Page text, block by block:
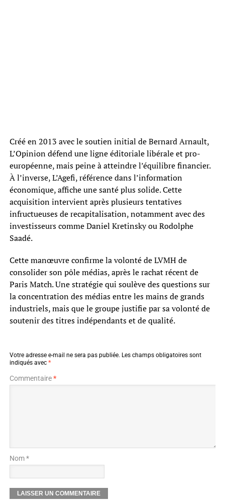
Créé en 2013 avec le soutien initial de Bernard Arnault,
L’Opinion défend une ligne éditoriale libérale et pro-
européenne, mais peine à atteindre l’équilibre financier.
À l’inverse, L’Agefi, référence dans l’information
économique, affiche une santé plus solide. Cette
acquisition intervient après plusieurs tentatives
infructueuses de recapitalisation, notamment avec des
investisseurs comme Daniel Kretinsky ou Rodolphe
Saadé.
Cette manœuvre confirme la volonté de LVMH de
consolider son pôle médias, après le rachat récent de
Paris Match. Une stratégie qui soulève des questions sur
la concentration des médias entre les mains de grands
industriels, mais que le groupe justifie par sa volonté de
soutenir des titres indépendants et de qualité.
Votre adresse e-mail ne sera pas publiée. Les champs obligatoires sont
indiqués avec *
Commentaire*
Nom *